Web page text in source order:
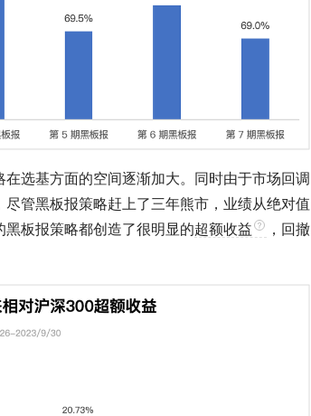
选基方面的空间逐渐加大。同时由于市场回调
管黑板报策略赶上了三年熊市 ，业绩从绝对值
板报策略都创造了很明显的超额收益
，回撤